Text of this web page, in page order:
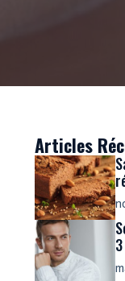
Articles